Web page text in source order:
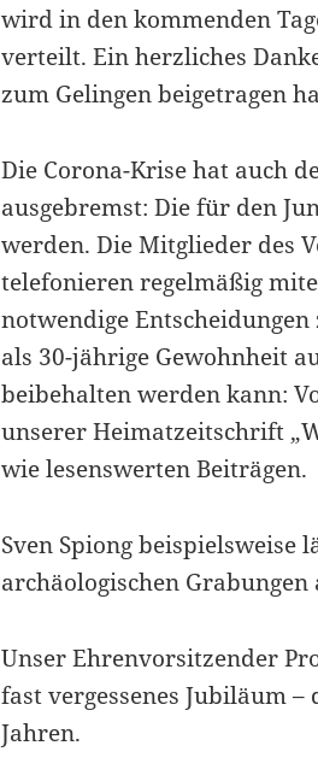
wird in den kommenden
verteilt. Ein herzliches
zum Gelingen beigetragen
Die Corona-Krise hat auch
ausgebremst: Die für den
werden. Die Mitglieder des
telefonieren regelmäßig
notwendige
als 30-jährige Gewohnheit
beibehalten werden kann:
unserer Heimatzeitschrift
wie lesenswerten Beiträgen.
Sven Spiong beispielsweise
archäologischen
Unser Ehrenvorsitzender
fast vergessenes Jubiläum
Jahren.